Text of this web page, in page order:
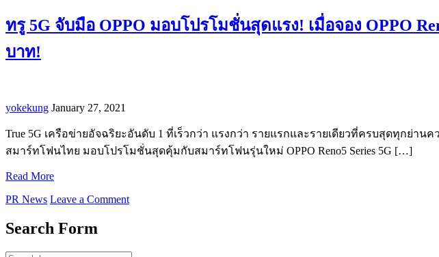
ทรู 5G จับมือ OPPO มอบโปรโมชั่นสุดแรง! เมื่อจอง OPPO
บาท!
yokekung January 27, 2021
True 5G เครือข่ายอัจฉริยะอันดับ 1 ที่เร็วกว่า แรงกว่า รายแรกและรายเดียวที่ครบสุดทุกย่า
สมาร์ทโฟนไทย มอบโปรโมชั่นสุดคุ้มกับสมาร์ทโฟนรุ่นใหม่ OPPO Reno5 Series 5G […]
Read More
PR News Leave a Comment
Search Form